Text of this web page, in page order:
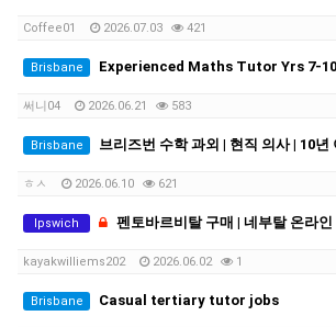
Coffee01 2026.07.03 421
Brisbane Experienced Maths Tutor Yrs 7-10 | ATAR 99.60 |
써니04 2026.06.21 583
Brisbane 브리즈번 수학 과외 | 현직 의사 | 10년 이상 경력//Experienced Mathematics Tutor | Medical
ㅎㅅ 2026.06.10 621
Ipswich 펜토바르비탈 구매 | 네부탈 온라인
kayakwilliems202 2026.06.02 1
Brisbane Casual tertiary tutor jobs